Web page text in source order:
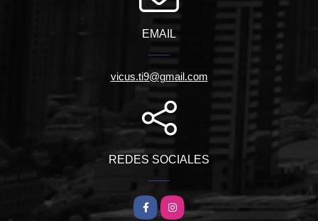
EMAIL
vicus.ti9@gmail.com
REDES SOCIALES
FacebookInstagram